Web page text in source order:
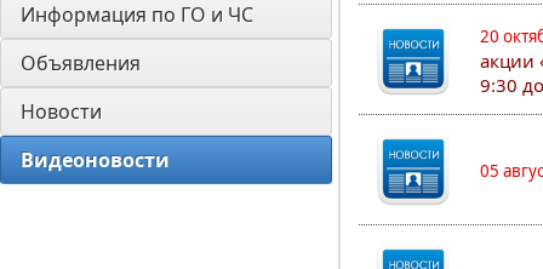
Информация по ГО и ЧС
Объявления
Новости
Видеоновости
20
акции
9:30
05